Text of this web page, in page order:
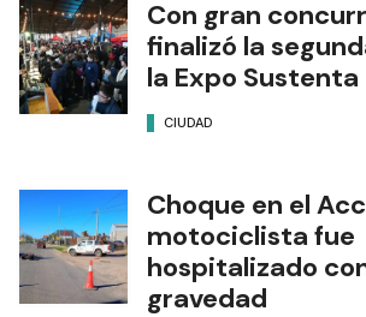
Con gran
finalizó la
la Expo
CIUDAD
Choque en el
motociclista fue
hospitalizado
gravedad